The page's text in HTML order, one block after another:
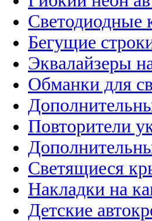
Светодиодные
Бегущие
Эквалайзеры
Обманки для
Повторители
Светящиеся
Накладки на
Детские